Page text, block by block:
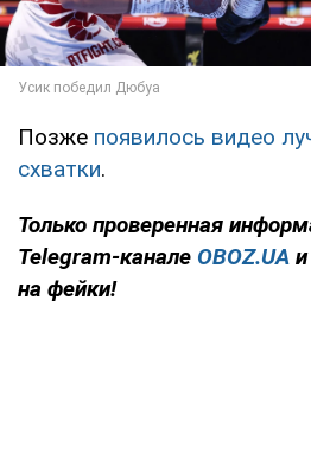
Позже появилось видео
схватки.
Только проверенная
Telegram-канале OBOZ.UA и
на фейки!